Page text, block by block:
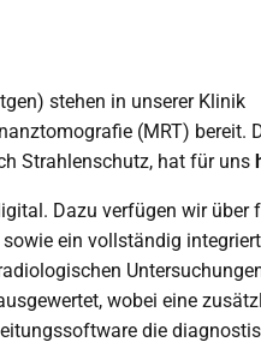
stehen in unserer Klinik
(MRT) bereit.
Strahlenschutz, hat für uns
Dazu verfügen wir über
ein vollständig
wobei eine
die